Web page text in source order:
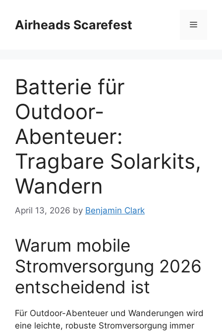
contentAirheads Scarefest Menu
Batterie für
Outdoor-
Abenteuer:
Tragbare Solarkits,
Wandern
April 13, 2026 by Benjamin Clark
Warum mobile
Stromversorgung 2026
entscheidend ist
Für Outdoor-Abenteuer und Wanderungen wird
eine leichte, robuste Stromversorgung immer